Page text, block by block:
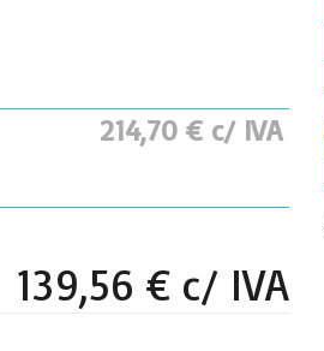
214,70 € c/ IVA
139,56 € c/ IVA